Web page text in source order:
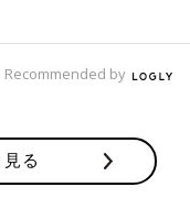
Recommended by
る